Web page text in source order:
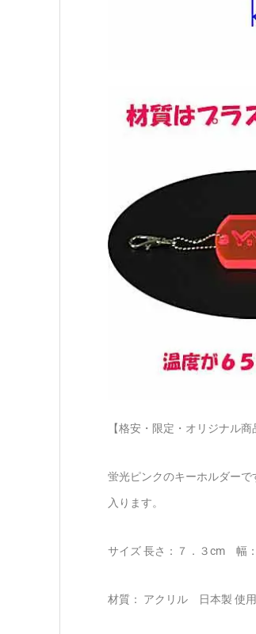
【格安・限定・オリジナル商
蛍光ピンクのキーホルダー
入ります。
サイズ 長さ：７．３cm 幅
材質： アクリル 日本製 使用